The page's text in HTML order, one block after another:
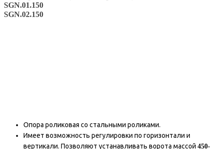
SGN.01.150
SGN.02.150
Опора роликовая со стальными роликами.
Имеет возможность регулировки по горизонтали и
вертикали. Позволяют устанавливать ворота массой 450-